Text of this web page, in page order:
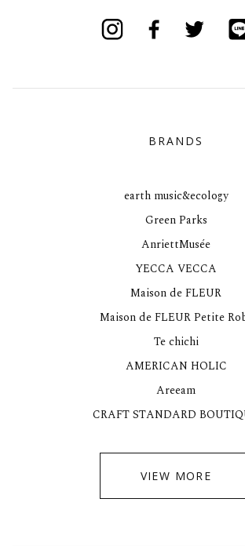
BRANDS
earth music&ecology
Green Parks
AnriettMusée
YECCA VECCA
Maison de FLEUR
Maison de FLEUR Petite
Te chichi
AMERICAN HOLIC
Areeam
CRAFT STANDARD
VIEW MORE